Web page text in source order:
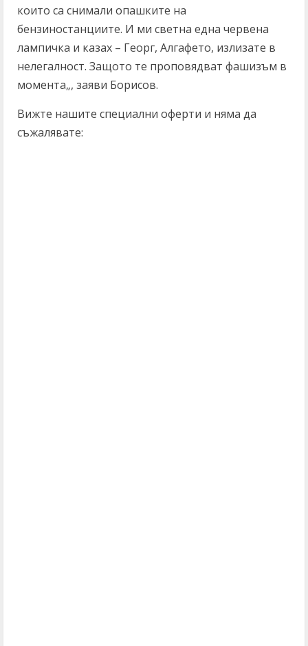
които са снимали опашките на
бензиностанциите. И ми светна една червена
лампичка и казах – Георг, Алгафето, излизате в
нелегалност. Защото те проповядват фашизъм в
момента„, заяви Борисов.
Вижте нашите специални оферти и няма да
съжалявате: